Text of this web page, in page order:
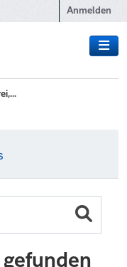
Anmelden